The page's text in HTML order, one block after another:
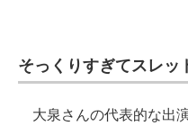
そっくりすぎてスレッ
大泉さんの代表的な出